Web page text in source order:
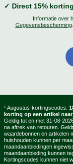
✓ Direct 15% korting
Informatie over
Gegevensbescherming
¹ Augustus-kortingscodes:
korting op een artikel
Geldig tot en met 31-08-
na aftrek van retouren.
waardebonnen en artikelen
huishouden kunnen per
maandaanbiedingen
maandaanbieding kunnen
Kortingscodes kunnen niet